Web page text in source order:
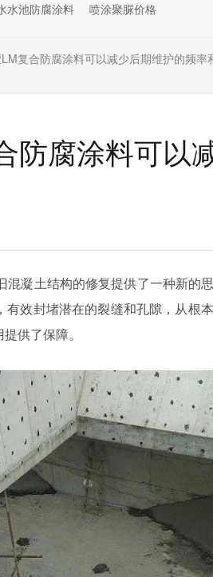
水池防腐涂料 喷涂聚脲价格
复合防腐涂料可以减少后期维护的频率
防腐涂料可以
混凝土结构的修复提供了一种新的
效封堵潜在的裂缝和孔隙，从根
供了保障。